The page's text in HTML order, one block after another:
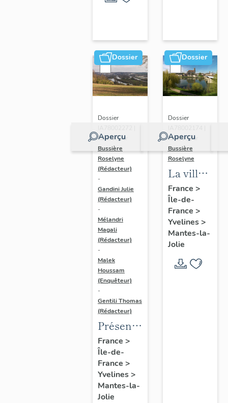
Dossier
Aperçu
Dossier
Réalisé par
Bussière
Roselyne
(Rédacteur)
-
Gandini Julie
(Rédacteur)
-
Mélandri
Magali
(Rédacteur)
-
Malek
Houssam
(Enquêteur)
-
Gentili Thomas
(Rédacteur)
Présentation
de
l'étude
France >
Île-de-
France >
Yvelines>
Mantes-la-
Jolie
Dossier
Aperçu
Dossier
Réalisé par
Bussière
Roselyne
La ville
de
Mantes-
la-Jolie
France >
Île-de-
France >
Yvelines>
Mantes-la-
Jolie